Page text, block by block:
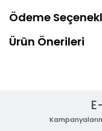
Ödeme
Ürün Önerileri